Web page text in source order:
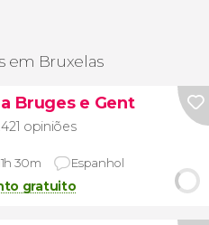
em Bruxelas
Bruges e Gent
opiniões
30m Espanhol
gratuito